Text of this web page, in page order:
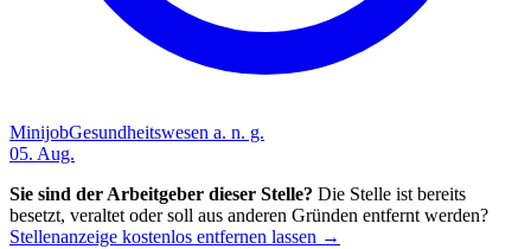
MinijobGesundheitswesen a. n. g.
05. Aug.
Sie sind der Arbeitgeber dieser Stelle? Die Stelle ist bereits
besetzt, veraltet oder soll aus anderen Gründen entfernt werden?
Stellenanzeige kostenlos entfernen lassen →